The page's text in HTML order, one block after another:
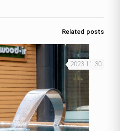
Related posts
2023-11-30